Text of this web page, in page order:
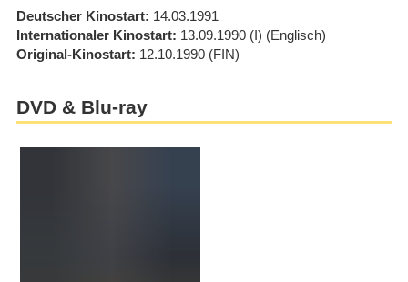
Deutscher Kinostart 14.03.1991
Internationaler Kinostart 13.09.1990 (I) (Englisch)
Original-Kinostart 12.10.1990 (FIN)
DVD & Blu-ray